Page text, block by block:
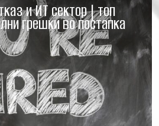
и ИТ сектор | топ
грешки во постапка